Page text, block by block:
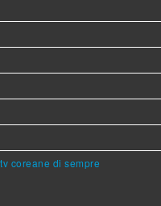
coreane di sempre